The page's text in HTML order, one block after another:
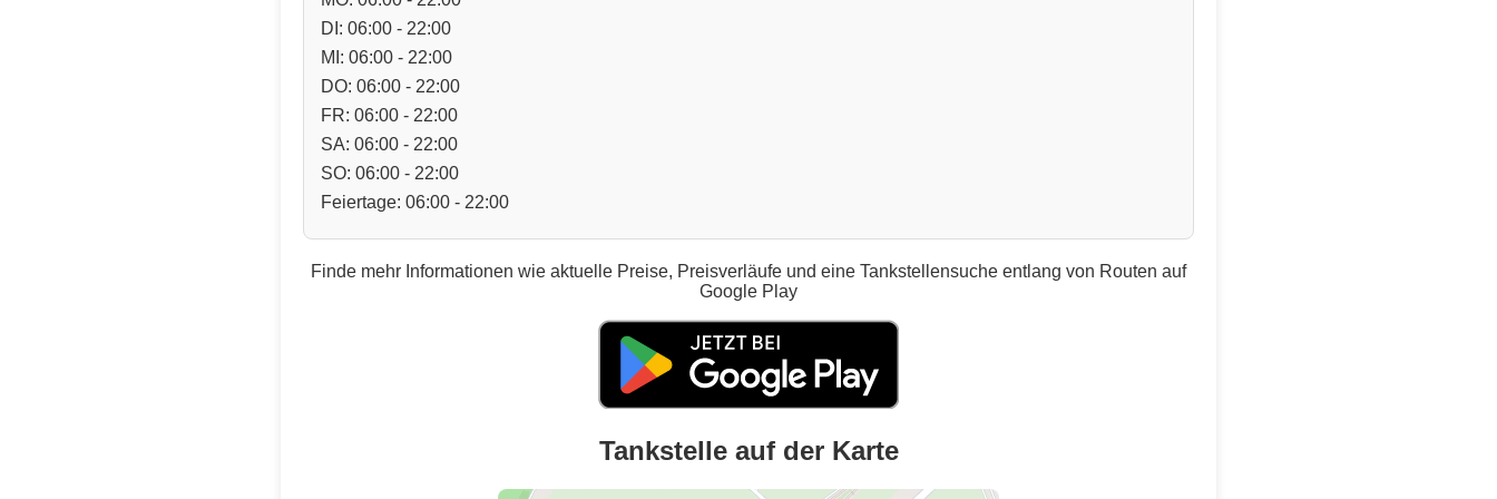
DI: 06:00 - 22:00
MI: 06:00 - 22:00
DO: 06:00 - 22:00
FR: 06:00 - 22:00
SA: 06:00 - 22:00
SO: 06:00 - 22:00
Feiertage: 06:00 - 22:00
Finde mehr Informationen wie aktuelle Preise, Preisverläufe und eine Tankstellensuche entlang von Routen auf
Google Play
Tankstelle auf der Karte